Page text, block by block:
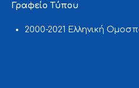
Γραφείο Τύπου
2000-2021 Ελληνική